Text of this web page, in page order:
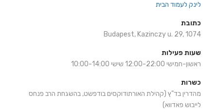
לינק לעמוד הבית
כתובת
Budapest, Kazinczy u. 29, 1074
שעות פעילות
ראשון-חמישי 12:00-22:00 שישי 10:00-14:00
כשרות
מהדרין בד"ץ (קהילת האורתודוקסים בודפשט, בהשגחת הרב פנחס
לייבוש פאדווא)